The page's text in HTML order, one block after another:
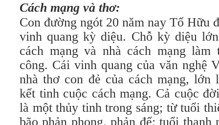
Cách mạng và thơ:
Con đường ngót 20 năm nay Tố Hữu
vinh quang kỳ diệu. Chỗ kỳ diệu
cách mạng và nhà cách mạng
công. Cái vinh quang của văn nghệ
nhà thơ con đẻ của cách mạng, lớn
kết tinh cuộc cách mạng. Cả cuộc
là một thủy tinh trong sáng; từ tuổi
bão phản phong, phản đế; tuổi thanh